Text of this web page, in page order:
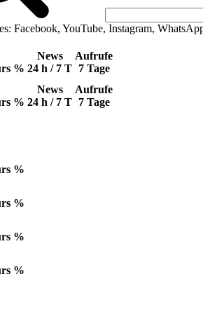
Facebook, YouTube, Instagram,
%
News
24 h / 7 T
Aufrufe
7 Tage
%
News
24 h / 7 T
Aufrufe
7 Tage
%
%
%
%